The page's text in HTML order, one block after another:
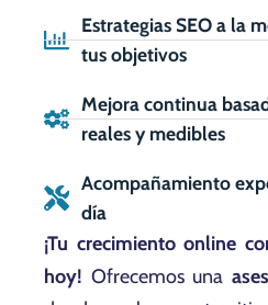
Estrategias SEO a la
tus objetivos
Mejora continua
reales y medibles
Acompañamiento
día
¡Tu crecimiento online
hoy! Ofrecemos una